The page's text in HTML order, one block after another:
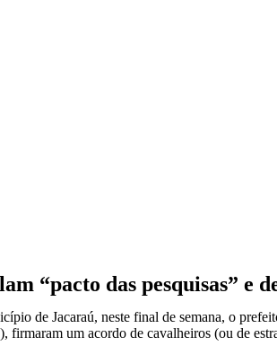
“pacto das pesquisas” e
de Jacaraú, neste final de semana, o
um acordo de cavalheiros (ou de